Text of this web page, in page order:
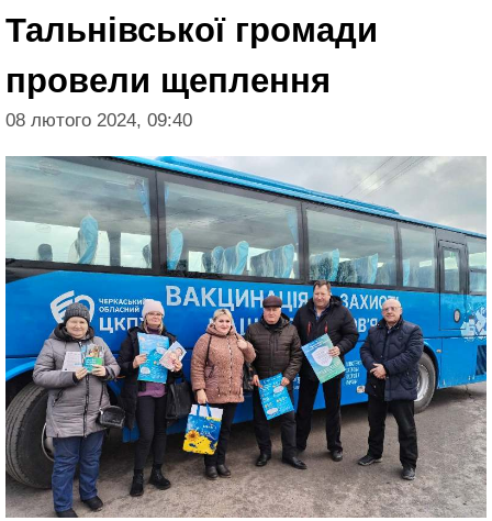
Тальнівської громади
провели щеплення
08 лютого 2024, 09:40